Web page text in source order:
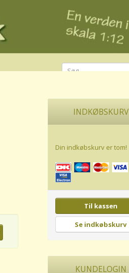
INDKØBSKURV
Din indkøbskurv er tom!
Til kassen
Se indkøbskurv
KUNDELOGIN